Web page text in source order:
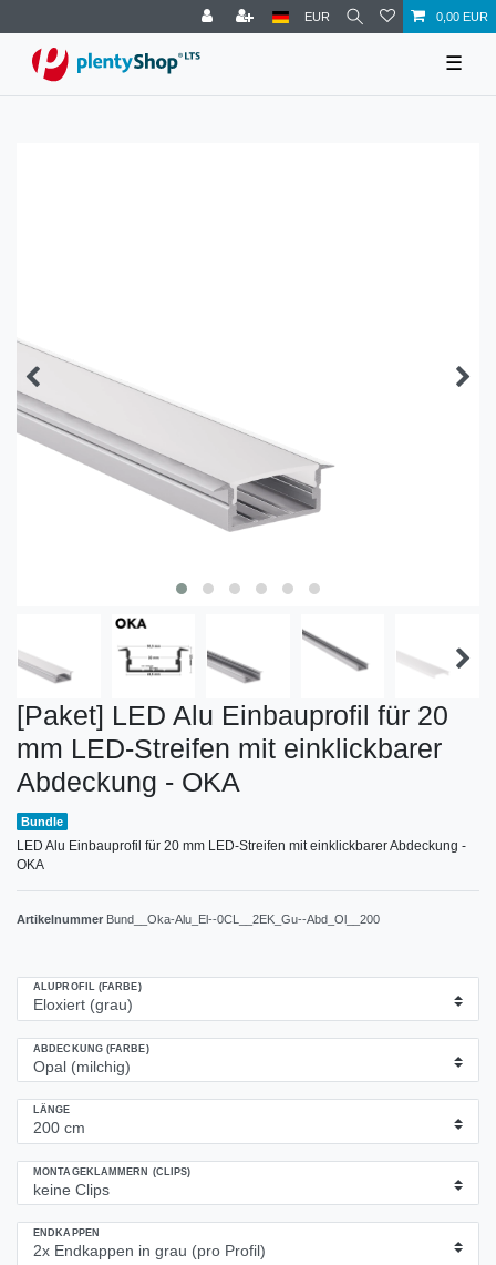
EUR 0,00 EUR
☰
[Paket] LED Alu Einbauprofil für 20
mm LED-Streifen mit einklickbarer
Abdeckung - OKA
Bundle
LED Alu Einbauprofil für 20 mm LED-Streifen mit einklickbarer Abdeckung -
OKA
Artikelnummer Bund__Oka-Alu_El--0CL__2EK_Gu--Abd_Ol__200
ALUPROFIL (FARBE)
ABDECKUNG (FARBE)
LÄNGE
MONTAGEKLAMMERN (CLIPS)
ENDKAPPEN